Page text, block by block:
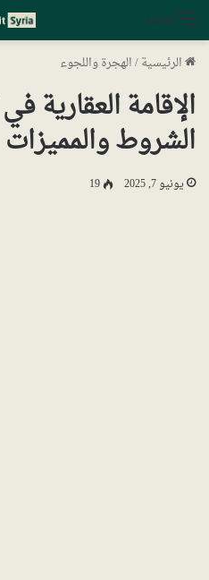
القائمة
الرئيسية/الهجرة واللجوء
الشروط والمميزات
يونيو 7, 2025 19